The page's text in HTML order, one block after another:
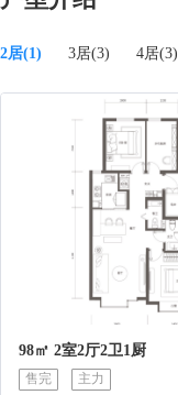
2居(1) 3居(3) 4居(3)
98㎡ 2室2厅2卫1厨
售完 主力